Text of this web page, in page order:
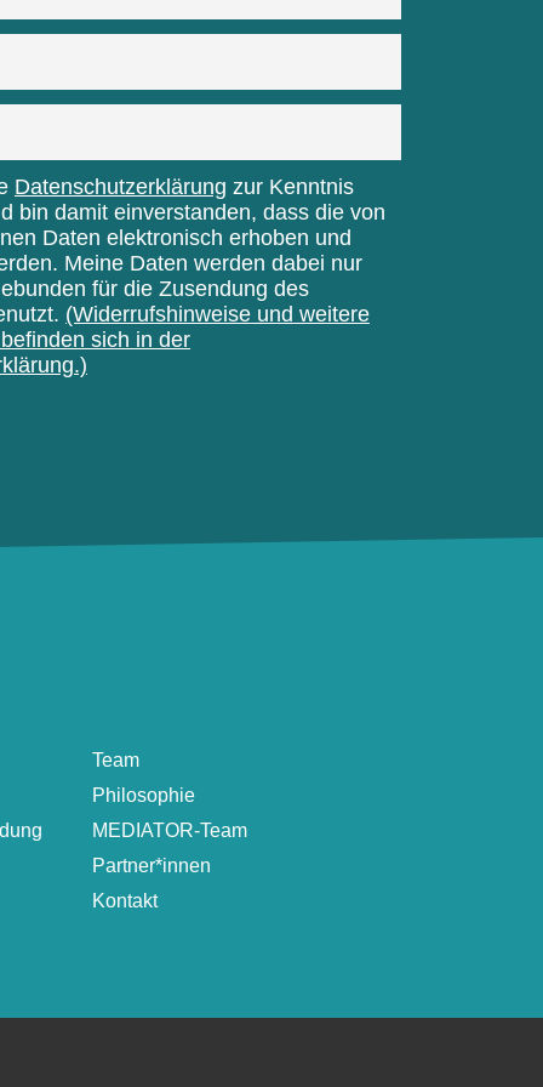
Datenschutzerklärung zur Kenntnis
bin damit einverstanden, dass die von
Daten elektronisch erhoben und
Meine Daten werden dabei nur
für die Zusendung des
(Widerrufshinweise und weitere
sich in der
Team
Philosophie
MEDIATOR-Team
Partner*innen
Kontakt